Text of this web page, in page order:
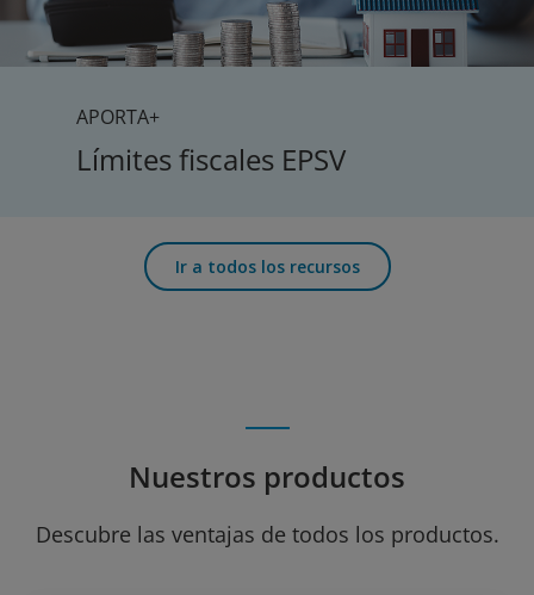
APORTA+
Límites fiscales EPSV
Ir a todos los recursos
Nuestros productos
Descubre las ventajas de todos los productos.